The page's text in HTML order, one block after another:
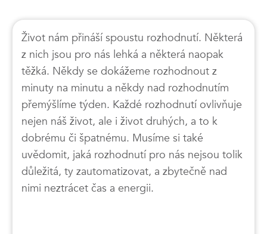
Život nám přináší spoustu rozhodnutí. Některá
z nich jsou pro nás lehká a některá naopak
těžká. Někdy se dokážeme rozhodnout z
minuty na minutu a někdy nad rozhodnutím
přemýšlíme týden. Každé rozhodnutí ovlivňuje
nejen náš život, ale i život druhých, a to k
dobrému či špatnému. Musíme si také
uvědomit, jaká rozhodnutí pro nás nejsou tolik
důležitá, ty zautomatizovat, a zbytečně nad
nimi neztrácet čas a energii.